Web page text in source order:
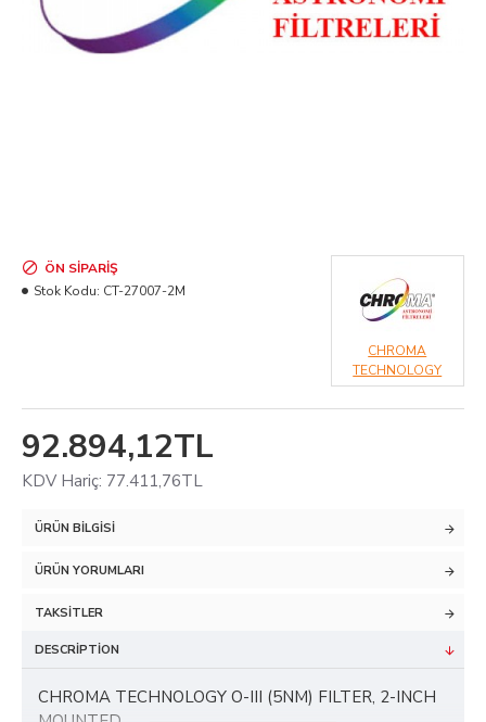
92.894,12TL
KDV Hariç: 77.411,76TL
ÖN SIPARIŞ
Stok Kodu: CT-27007-2M
CHROMA
TECHNOLOGY
ÜRÜN BILGISI
ÜRÜN YORUMLARI
TAKSITLER
DESCRIPTION
CHROMA TECHNOLOGY O-III (5NM) FILTER, 2-INCH